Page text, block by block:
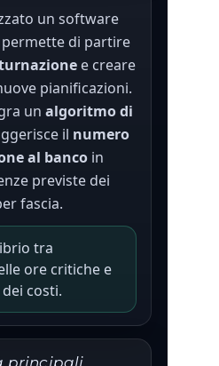
un software
di partire
e creare
pianificazioni.
un algoritmo di
il numero
al banco in
previste dei
fascia.
tra
ore critiche e
costi.